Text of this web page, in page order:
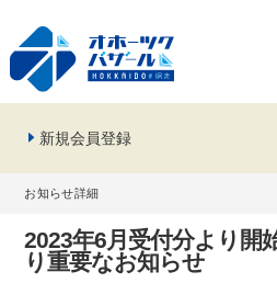
新規会員登録
お知らせ詳細
2023年6月受付分より
り重要なお知らせ